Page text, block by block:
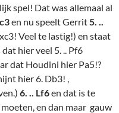
spel! Dat was allemaal al
en nu speelt Gerrit5. ..
Veel te lastig!) en staat
hier veel 5. .. Pf6
dat Houdini hier Pa5!?
hier 6. Db3! ,
6. .. Lf6en dat is te
en dan maar gauw